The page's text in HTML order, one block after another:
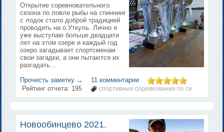
Открытие соревновательного
сезона по ловле рыбы на спиннинг
с лодок стало доброй традицией
проводить на о.Уткуль. Лично я
уже выступаю больше двадцати
лет на этом озере и каждый год
озеро загадывает спортсменам
свои загадки, а они пытаются их
разгадать...
Прочесть заметку →
11 комментарии
Рейтинг отчета: 195 спортивные соревнования по сн
Новообинцево 2021.